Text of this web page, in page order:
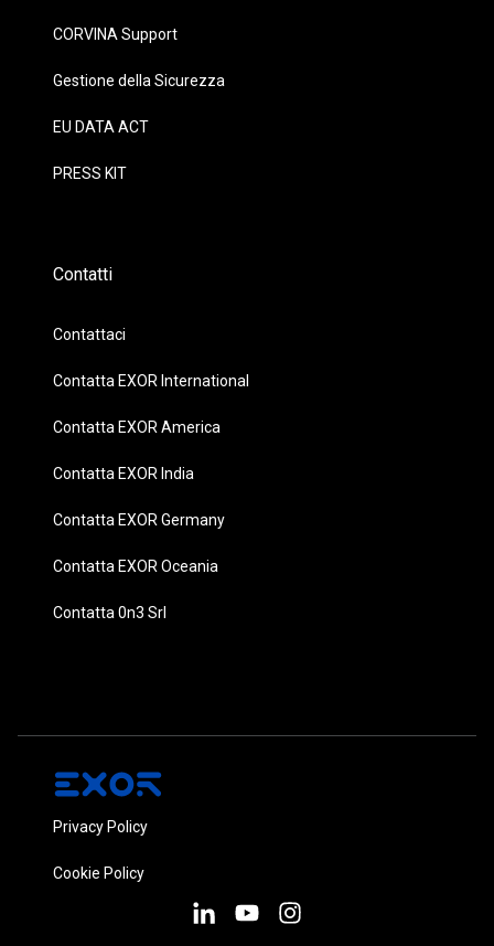
CORVINA Support
Gestione della Sicurezza
EU DATA ACT
PRESS KIT
Contatti
Contattaci
Contatta EXOR International
Contatta EXOR America
Contatta EXOR India
Contatta EXOR Germany
Contatta EXOR Oceania
Contatta 0n3 Srl
Privacy Policy
Cookie Policy